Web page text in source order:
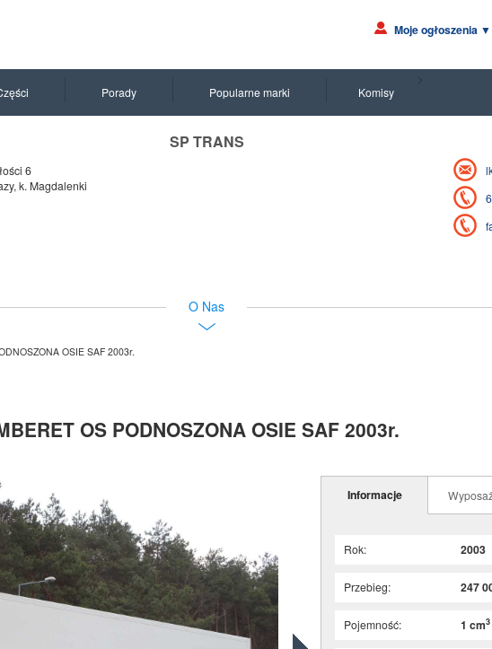
Moje ogłoszenia ▼
>
Porady Popularne marki Komisy
SP TRANS
6
k. Magdalenki
O Nas
OSIE SAF 2003r.
OS PODNOSZONA OSIE SAF 2003r.
Informacje
Rok: 2003
Przebieg: 247
Pojemność: 1 cm3